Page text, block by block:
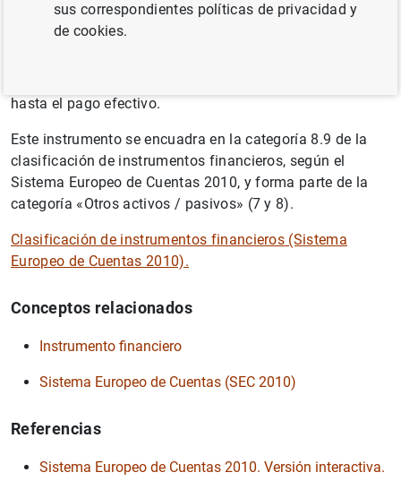
Por ejemplo, un proveedor que vende un producto a una
empresa, pero solo recibe el pago debido más tarde,
hasta el pago efectivo.
Este instrumento se encuadra en la categoría 8.9 de la
clasificación de instrumentos financieros, según el
Sistema Europeo de Cuentas 2010, y forma parte de la
categoría «Otros activos / pasivos» (7 y 8).
Clasificación de instrumentos financieros (Sistema
Europeo de Cuentas 2010).
Conceptos relacionados
Instrumento financiero
Sistema Europeo de Cuentas (SEC 2010)
Referencias
Sistema Europeo de Cuentas 2010. Versión interactiva.
sus correspondientes políticas de privacidad y
de cookies.